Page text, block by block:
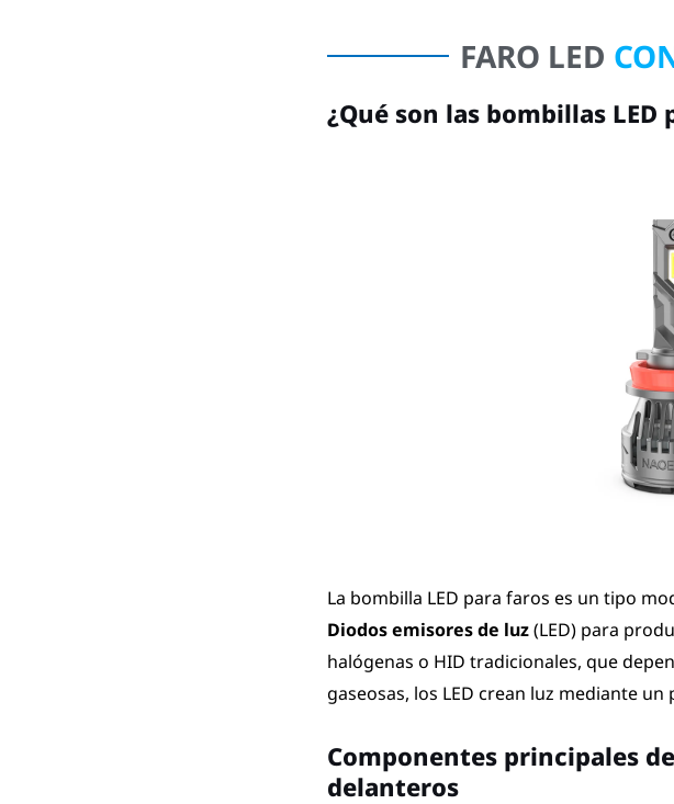
FARO LED
¿Qué son las bombillas LED
La bombilla LED para faros es un tipo
Diodos emisores de luz(LED) para
halógenas o HID tradicionales, que
gaseosas, los LED crean luz mediante
Componentes principales
delanteros